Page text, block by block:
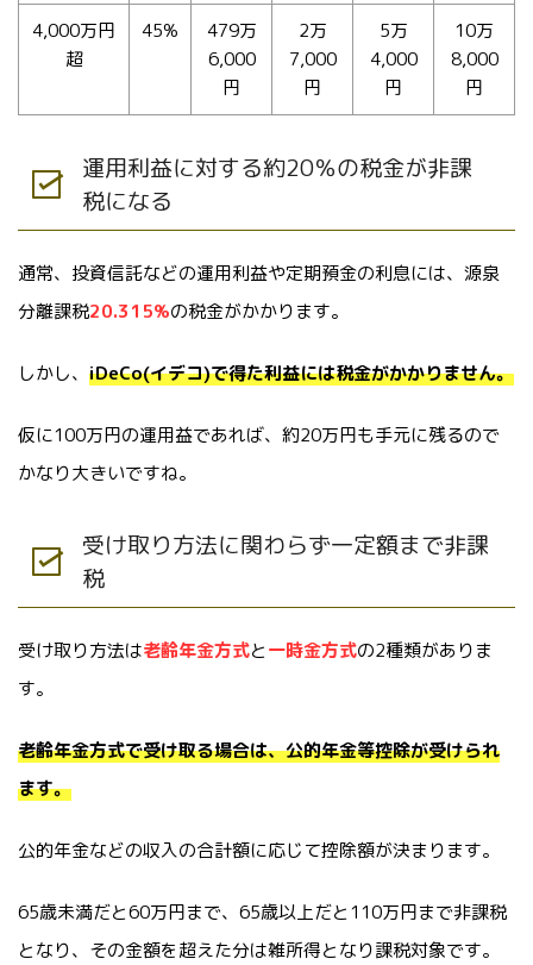
4,000万円
超
45%
479万
6,000
円
2万
7,000
円
5万
4,000
円
10万
8,000
円
運用利益に対する約20％の税金が非課
税になる
通常、投資信託などの運用利益や定期預金の利息には、源泉
分離課税20.315%の税金がかかります。
しかし、 iDeCo(イデコ)で得た利益には税金がかかりません。
仮に100万円の運用益であれば、約20万円も手元に残るので
かなり大きいですね。
受け取り方法に関わらず一定額まで非課
税
受け取り方法は老齢年金方式と一時金方式の2種類がありま
す。
老齢年金方式で受け取る場合は、公的年金等控除が受けられ
ます。
公的年金などの収入の合計額に応じて控除額が決まります。
65歳未満だと60万円まで、65歳以上だと110万円まで非課税
となり、その金額を超えた分は雑所得となり課税対象です。